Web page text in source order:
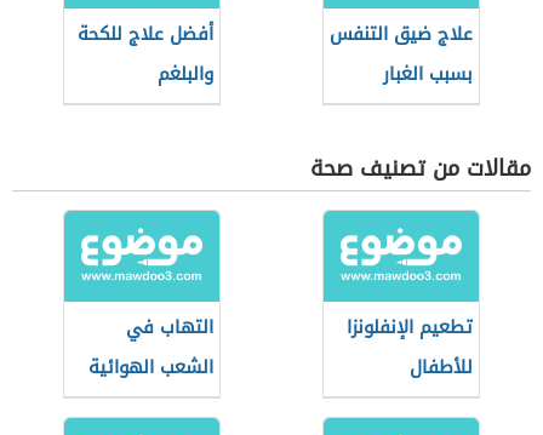
علاج ضيق التنفس
بسبب الغبار
أفضل علاج للكحة
والبلغم
مقالات من تصنيف صحة
تطعيم الإنفلونزا
للأطفال
التهاب في
الشعب الهوائية